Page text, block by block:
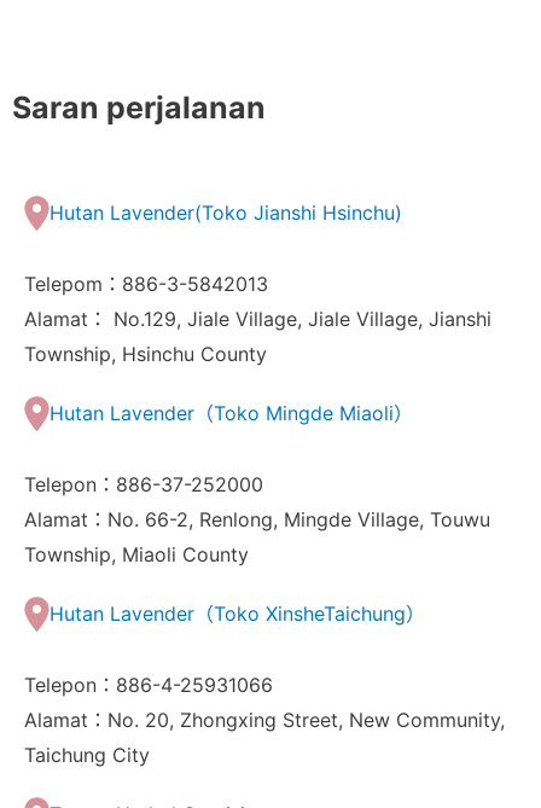
Saran perjalanan
Hutan Lavender(Toko Jianshi Hsinchu)
Telepom：886-3-5842013
Alamat： No.129, Jiale Village, Jiale Village, Jianshi
Township, Hsinchu County
Hutan Lavender（Toko Mingde Miaoli）
Telepon：886-37-252000
Alamat：No. 66-2, Renlong, Mingde Village, Touwu
Township, Miaoli County
Hutan Lavender（Toko XinsheTaichung）
Telepon：886-4-25931066
Alamat：No. 20, Zhongxing Street, New Community,
Taichung City